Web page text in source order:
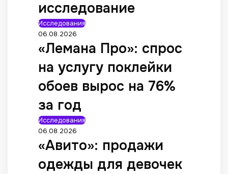
исследование
Исследования
06.08.2026
«Лемана Про»: спрос
на услугу поклейки
обоев вырос на 76%
за год
Исследования
06.08.2026
«Авито»: продажи
одежды для девочек